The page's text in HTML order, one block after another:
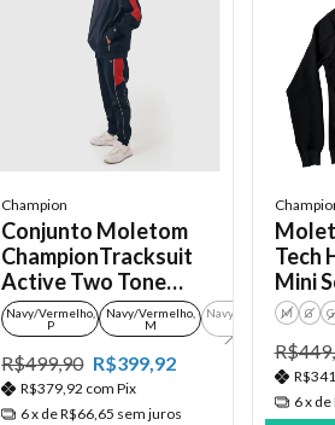
Champion
Conjunto Moletom
ChampionTracksuit
Active Two Tone
Outline Logo
Navy/Vermelho,
P
Navy/Vermelho,
M
Navy/Vermelho,
+
2
R$499,90 R$399,92
R$379,92 com Pix
6x deR$66,65 sem juros
Tech
Mini
Black
M G
6x de